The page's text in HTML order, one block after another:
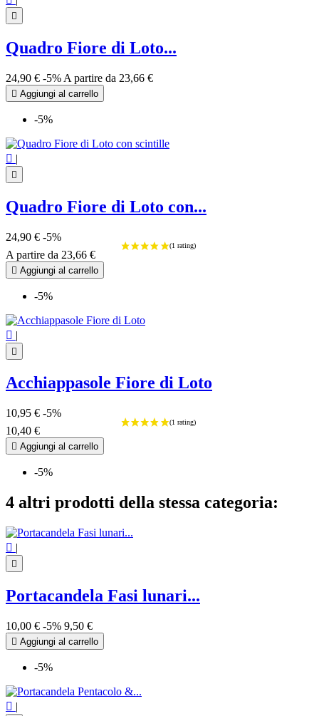

Quadro Fiore di Loto...
24,90 € -5% A partire da 23,66 €
 Aggiungi al carrello
-5%
 |

Quadro Fiore di Loto con...
24,90 € -5%
A partire da 23,66 €
 Aggiungi al carrello
-5%
 |

Acchiappasole Fiore di Loto
10,95 € -5%
10,40 €
 Aggiungi al carrello
-5%
4 altri prodotti della stessa categoria:
 |

Portacandela Fasi lunari...
10,00 € -5% 9,50 €
 Aggiungi al carrello
-5%
 |